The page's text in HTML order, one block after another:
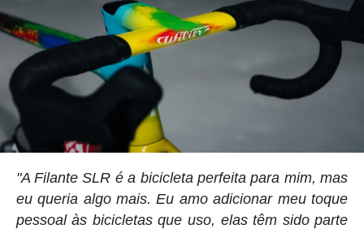
"A Filante SLR é a bicicleta perfeita para mim, mas
eu queria algo mais. Eu amo adicionar meu toque
pessoal às bicicletas que uso, elas têm sido parte